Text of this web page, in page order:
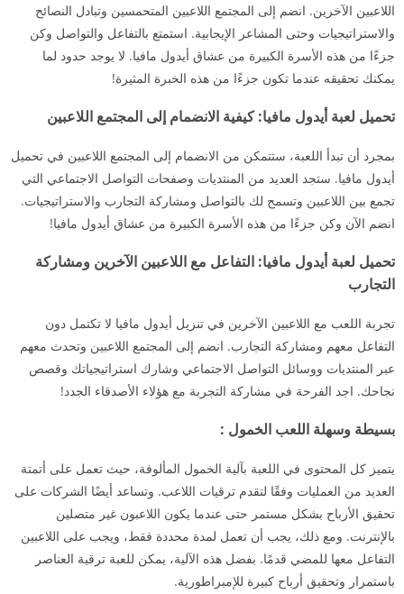
اللاعبين الآخرين. انضم إلى المجتمع اللاعبين المتحمسين وتبادل النصائح
والاستراتيجيات وحتى المشاعر الإيجابية. استمتع بالتفاعل والتواصل وكن
جزءًا من هذه الأسرة الكبيرة من عشاق أيدول مافيا. لا يوجد حدود لما
يمكنك تحقيقه عندما تكون جزءًا من هذه الخبرة المثيرة!
تحميل لعبة أيدول مافيا: كيفية الانضمام إلى المجتمع اللاعبين
بمجرد أن تبدأ اللعبة، ستتمكن من الانضمام إلى المجتمع اللاعبين في تحميل
أيدول مافيا. ستجد العديد من المنتديات وصفحات التواصل الاجتماعي التي
تجمع بين اللاعبين وتسمح لك بالتواصل ومشاركة التجارب والاستراتيجيات.
انضم الآن وكن جزءًا من هذه الأسرة الكبيرة من عشاق أيدول مافيا!
تحميل لعبة أيدول مافيا: التفاعل مع اللاعبين الآخرين ومشاركة
التجارب
تجربة اللعب مع اللاعبين الآخرين في تنزيل أيدول مافيا لا تكتمل دون
التفاعل معهم ومشاركة التجارب. انضم إلى المجتمع اللاعبين وتحدث معهم
عبر المنتديات ووسائل التواصل الاجتماعي وشارك استراتيجياتك وقصص
نجاحك. اجد الفرحة في مشاركة التجربة مع هؤلاء الأصدقاء الجدد!
بسيطة وسهلة اللعب الخمول :
يتميز كل المحتوى في اللعبة بآلية الخمول المألوفة، حيث تعمل على أتمتة
العديد من العمليات وفقًا لتقدم ترقيات اللاعب. وتساعد أيضًا الشركات على
تحقيق الأرباح بشكل مستمر حتى عندما يكون اللاعبون غير متصلين
بالإنترنت. ومع ذلك، يجب أن تعمل لمدة محددة فقط، ويجب على اللاعبين
التفاعل معها للمضي قدمًا. بفضل هذه الآلية، يمكن للعبة ترقية العناصر
باستمرار وتحقيق أرباح كبيرة للإمبراطورية.